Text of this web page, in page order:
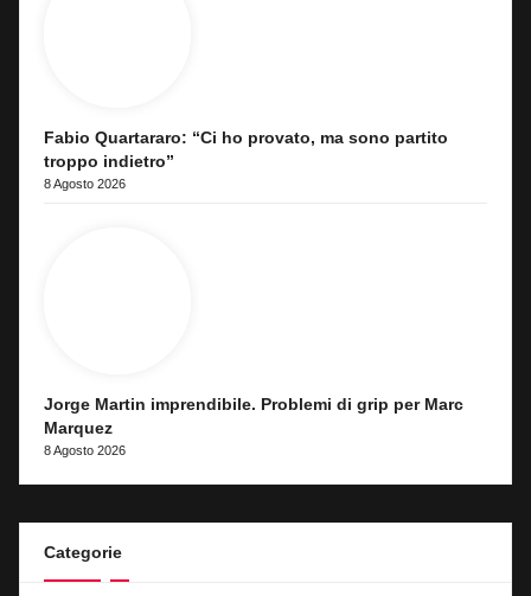
Fabio Quartararo: “Ci ho provato, ma sono partito
troppo indietro”
8 Agosto 2026
Jorge Martin imprendibile. Problemi di grip per Marc
Marquez
8 Agosto 2026
Categorie